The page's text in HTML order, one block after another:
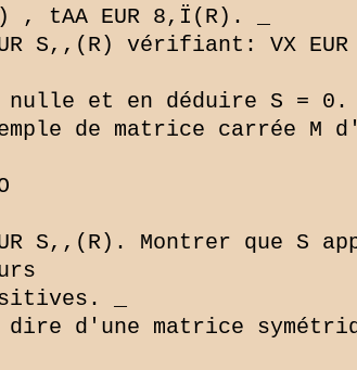
, tAA EUR 8,Ï(R). _
S,,(R) vérifiant: VX
nulle et en déduire S = 0.
de matrice carrée
S,,(R). Montrer que S
_
dire d'une matrice